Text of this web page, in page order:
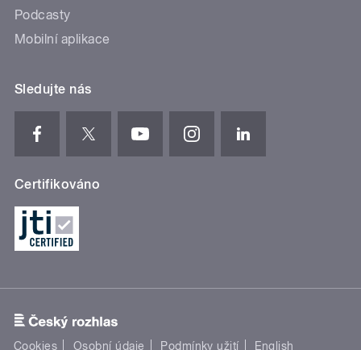
Podcasty
Mobilní aplikace
Sledujte nás
Certifikováno
Cookies Osobní údaje Podmínky užití English